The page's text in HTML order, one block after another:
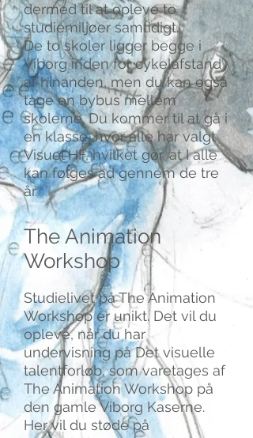
dermed til at opleve to
studiemiljøer samtidigt.
De to skoler ligger begge i
Viborg inden for cykelafstand
af hinanden, men du kan også
tage en bybus mellem
skolerne. Du kommer til at gå i
en klasse, hvor alle har valgt
Visuel HF, hvilket gør, at I alle
kan følges ad gennem de tre
år.
The Animation
Workshop
Studielivet på The Animation
Workshop er unikt. Det vil du
opleve, når du har
undervisning på Det visuelle
talentforløb, som varetages af
The Animation Workshop på
den gamle Viborg Kaserne.
Her vil du støde på